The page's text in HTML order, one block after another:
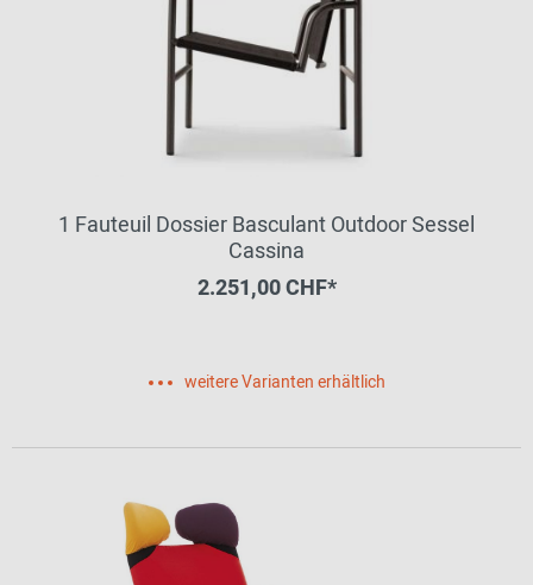
1 Fauteuil Dossier Basculant Outdoor Sessel
Cassina
2.251,00 CHF*
weitere Varianten erhältlich